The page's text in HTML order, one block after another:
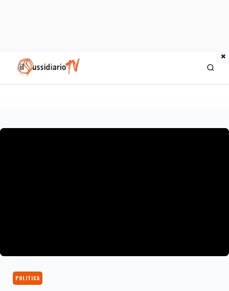
×
IlSussidiario TV
POLITICA